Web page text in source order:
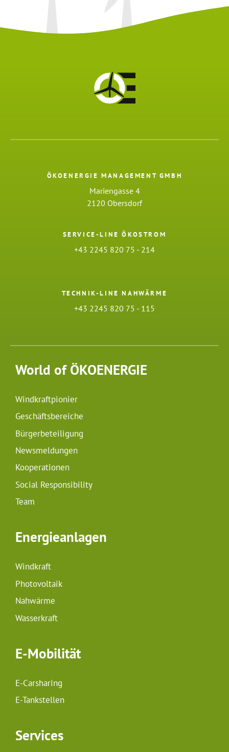
ÖKOENERGIE MANAGEMENT GMBH
Mariengasse 4
2120 Obersdorf
SERVICE-LINE ÖKOSTROM
+43 2245 820 75 - 214
TECHNIK-LINE NAHWÄRME
+43 2245 820 75 - 115
World of ÖKOENERGIE
Windkraftpionier
Geschäftsbereiche
Bürgerbeteiligung
Newsmeldungen
Kooperationen
Social Responsibility
Team
Energieanlagen
Windkraft
Photovoltaik
Nahwärme
Wasserkraft
E-Mobilität
E-Carsharing
E-Tankstellen
Services